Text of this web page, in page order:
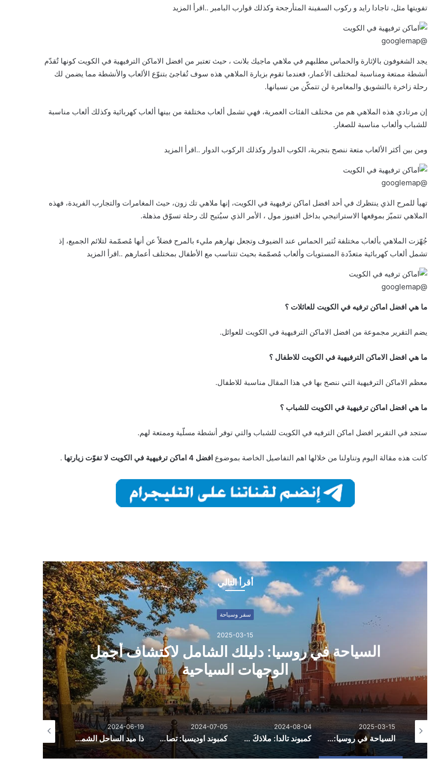
تفويتها مثل، تاجادا رايد و ركوب السفينة المتأرجحة وكذلك قوارب البامبر ..اقرأ المزيد
@googlemap
يجد الشغوفون بالإثارة والحماس مطلبهم في ملاهي ماجيك بلانت ، حيث تعتبر من افضل الاماكن الترفيهية في الكويت كونها تٌقدّم
أنشطة ممتعة ومناسبة لمختلف الأعمار، فعندما تقوم بزيارة الملاهي هذه سوف تُفاجئ بتنوّع الألعاب والأنشطة مما يضمن لك
رحلة زاخرة بالتشويق والمغامرة لن تتمكّن من نسيانها.
إن مرتادي هذه الملاهي هم من مختلف الفئات العمرية، فهي تشمل ألعاب مختلفة من بينها ألعاب كهربائية وكذلك ألعاب مناسبة
للشباب وألعاب مناسبة للصغار.
ومن بين أكثر الألعاب متعة ننصح بتجربة، الكوب الدوار وكذلك الركوب الدوار ..اقرأ المزيد
@googlemap
تهيأ للمرح الذي ينتظرك في أحد افضل اماكن ترفيهية في الكويت، إنها ملاهي تك زون، حيث المغامرات والتجارب الفريدة، فهذه
الملاهي تتميّز بموقعها الاستراتيجي بداخل افنيوز مول ، الأمر الذي سيُتيح لك رحلة تسوّق مذهلة.
جُهّزت الملاهي بألعاب مختلفة تُثير الحماس عند الضيوف وتجعل نهارهم مليء بالمرح فضلاً عن أنها مُصمّمة لتلائم الجميع، إذ
تشمل ألعاب كهربائية متعدّدة المستويات وألعاب مُصمّمة بحيث تتناسب مع الأطفال بمختلف أعمارهم ..اقرأ المزيد
@googlemap
ما هي افضل اماكن ترفيه في الكويت للعائلات ؟
يضم التقرير مجموعة من افضل الاماكن الترفيهية في الكويت للعوائل.
ما هي افضل الاماكن الترفيهية في الكويت للاطفال ؟
معظم الاماكن الترفيهية التي ننصح بها في هذا المقال مناسبة للاطفال.
ما هي افضل اماكن ترفيهية في الكويت للشباب ؟
ستجد في التقرير افضل اماكن الترفيه في الكويت للشباب والتي توفر أنشطة مسلّية وممتعة لهم.
كانت هذه مقالة اليوم وتناولنا من خلالها اهم التفاصيل الخاصة بموضوع افضل 4 اماكن ترفيهية في الكويت لا تفوّت زيارتها .
أقرأ التالي
سفر وسياحة
2025-03-15
السياحة في روسيا: دليلك الشامل لاكتشاف أجمل
الوجهات السياحية
2025-03-15
السياحة في روسيا: دليلك الشامل لاكتشاف أجمل الوجهات السياحية
2024-08-04
كمبوند تالدا: ملاذكَ الهادئ وسط احضان الطبيعة
2024-07-05
كمبوند اوديسيا: تصاميم معاصرة وحياة متكاملة
2024-06-19
ذا ميد الساحل الشمالي: الحياة الهانئة في أحضان رأس الحكمة
2024-05-19